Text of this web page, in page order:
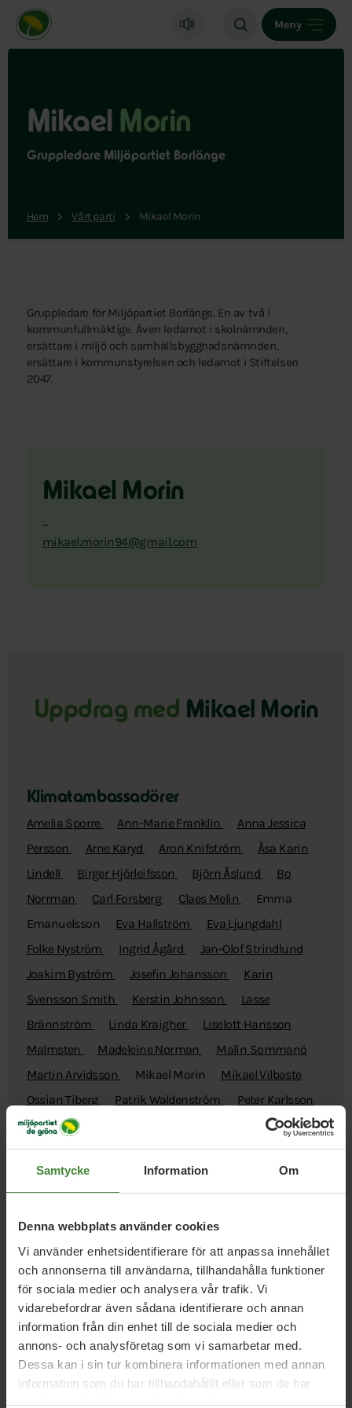
Samtycke Information Om
Denna webbplats använder cookies
Vi använder enhetsidentifierare för att anpassa innehållet
och annonserna till användarna, tillhandahålla funktioner
för sociala medier och analysera vår trafik. Vi
vidarebefordrar även sådana identifierare och annan
information från din enhet till de sociala medier och
annons- och analysföretag som vi samarbetar med.
Dessa kan i sin tur kombinera informationen med annan
information som du har tillhandahållit eller som de har
samlat in när du har använt deras tjänster.
Miljöpartiet de gröna, startsida
Meny
Mikael Morin
Gruppledare Miljöpartiet Borlänge
Hem Vårt parti Mikael Morin
Gruppledare för Miljöpartiet Borlänge. En av två i
kommunfullmäktige. Även ledamot i skolnämnden,
ersättare i miljö och samhällsbyggnadsnämnden,
ersättare i kommunstyrelsen och ledamot i Stiftelsen
2047.
Mikael Morin
–
mikael.morin94@gmail.com
Uppdrag med Mikael Morin
Klimatambassadörer
Amelia Sporre Ann-Marie Franklin
Anna Jessica
Persson
Arne Karyd Aron Knifström
Åsa Karin
Lindell
Birger Hjörleifsson Björn Åslund
Bo
Norrman
Carl Forsberg Claes Melin
Emma
Emanuelsson
Eva Hallström
Eva Ljungdahl
Folke Nyström
Ingrid Ågård
Jan-Olof Strindlund
Joakim Byström
Josefin Johansson
Karin
Svensson Smith
Kerstin Johnsson
Lasse
Brännström
Linda Kraigher
Liselott Hansson
Malmsten
Madeleine Norman
Malin Sommanö
Martin Arvidsson
Mikael Morin
Mikael Vilbaste
Ossian Tiberg
Patrik Waldenström
Peter Karlsson
Peter Sögaard
Sebastian Silva-
Leander
Sofia Gierow Stefan Norrman
Therese
Silverbåge
Tom Andersson
Tomas Eriksson
Nyckelperson/kansli
Borlänge
Helena Nash Karin Åsblom
Karin Rosenberg
Mikael Morin